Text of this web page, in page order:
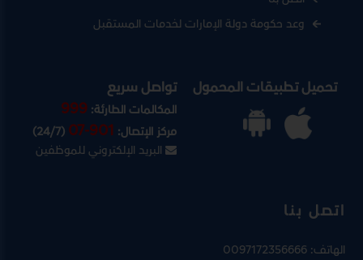
وعد حكومة دولة الإمارات لخدمات المستقبل
تحميل تطبيقات المحمول تواصل سريع
المكالمات الطارئة:999
مركز الإتصال:07-901
(24/7)
البريد الإلكتروني للموظفين
اتصل بنا
الهاتف:0097172356666